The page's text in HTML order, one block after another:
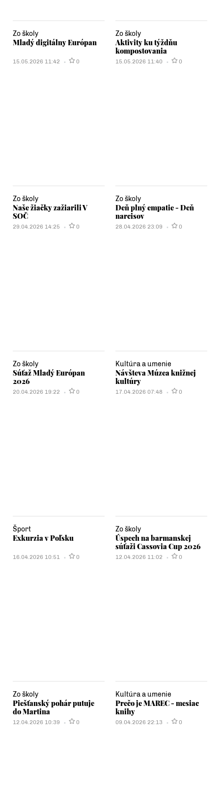
Zo školy
Mladý digitálny Európan
15.05.2026 11:42 0
Zo školy
Aktivity ku týždňu
kompostovania
15.05.2026 11:40 0
Zo školy
Naše žiačky zažiarili V
SOČ
29.04.2026 14:25 0
Zo školy
Deň plný empatie - Deň
narcisov
28.04.2026 23:09 0
Zo školy
Súťaž Mladý Európan
2026
20.04.2026 19:22 0
Kultúra a umenie
Návšteva Múzea knižnej
kultúry
17.04.2026 07:48 0
Šport
Exkurzia v Poľsku
16.04.2026 10:51 0
Zo školy
Úspech na barmanskej
súťaži Cassovia Cup 2026
12.04.2026 11:02 0
Zo školy
Piešťanský pohár putuje
do Martina
12.04.2026 10:39 0
Kultúra a umenie
Prečo je MAREC - mesiac
knihy
09.04.2026 22:13 0